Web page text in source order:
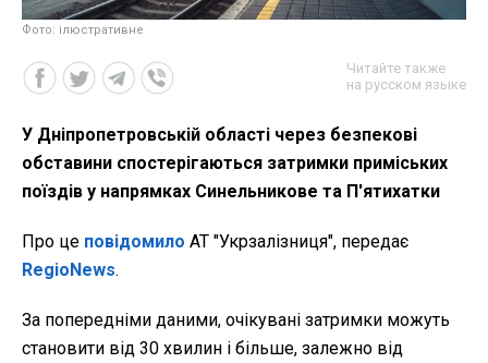
Фото: ілюстративне
Читайте также
на русском языке
У Дніпропетровській області через безпекові
обставини спостерігаються затримки приміських
поїздів у напрямках Синельникове та П'ятихатки
Про це повідомило АТ "Укрзалізниця", передає
RegioNews.
За попередніми даними, очікувані затримки можуть
становити від 30 хвилин і більше, залежно від